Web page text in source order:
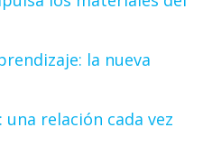
la nueva
relación cada vez